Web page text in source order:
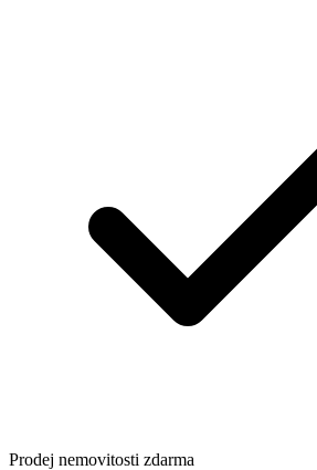
Prodej nemovitosti zdarma